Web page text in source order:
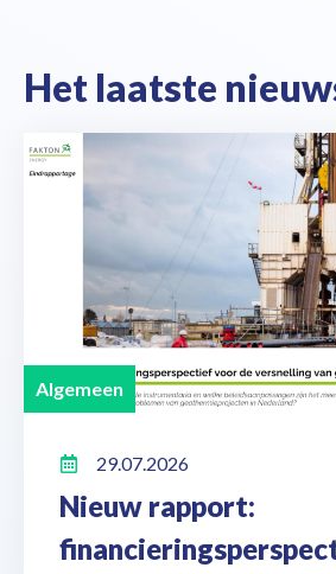
Het laatste
Algemeen
29.07.2026
Nieuw rapport: